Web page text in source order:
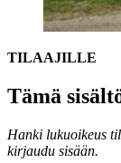
TILAAJILLE
Tämä
Hanki lukuoikeus
kirjaudu sisään.